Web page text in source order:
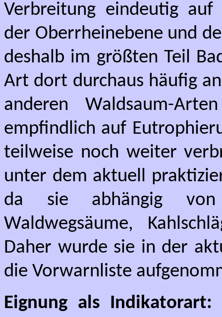
Verbreitung eindeutig auf
der Oberrheinebene und
deshalb im größten Teil
Art dort durchaus häufig
anderen Waldsaum-
empfindlich auf
teilweise noch weiter
unter dem aktuell
da sie abhängig von
Waldwegsäume,
Daher wurde sie in der
die Vorwarnliste
Eignung als Indikatorart: